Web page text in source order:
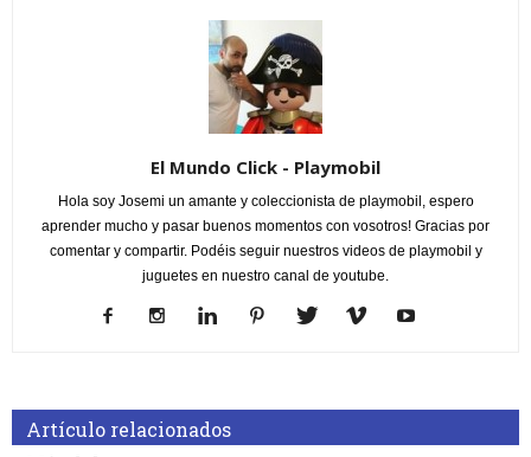
El Mundo Click - Playmobil
Hola soy Josemi un amante y coleccionista de playmobil, espero
aprender mucho y pasar buenos momentos con vosotros! Gracias por
comentar y compartir. Podéis seguir nuestros videos de playmobil y
juguetes en nuestro canal de youtube.
Artículo relacionados